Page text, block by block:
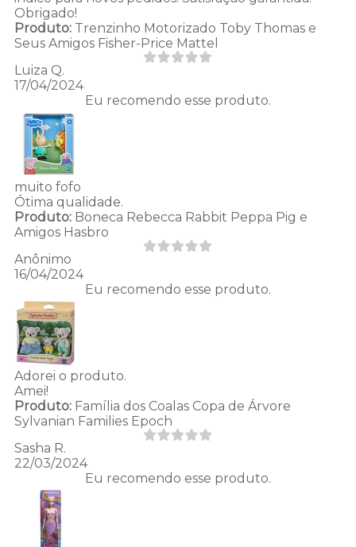
Obrigado!
Produto:Trenzinho Motorizado Toby Thomas e
Seus Amigos Fisher-Price Mattel
Luiza Q.
17/04/2024
Eu recomendo esse produto.
muito fofo
Ótima qualidade.
Produto:Boneca Rebecca Rabbit Peppa Pig e
Amigos Hasbro
Anônimo
16/04/2024
Eu recomendo esse produto.
Adorei o produto.
Amei!
Produto:Família dos Coalas Copa de Árvore
Sylvanian Families Epoch
Sasha R.
22/03/2024
Eu recomendo esse produto.